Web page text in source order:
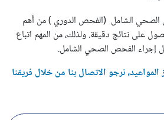
الصحي الشامل (الفحص الدوري ) من أهم
على نتائج دقيقة. ولذلك، من المهم اتباع
إجراء الفحص الصحي الشامل.
نرجو الاتصال بنا من خلال فریقنا